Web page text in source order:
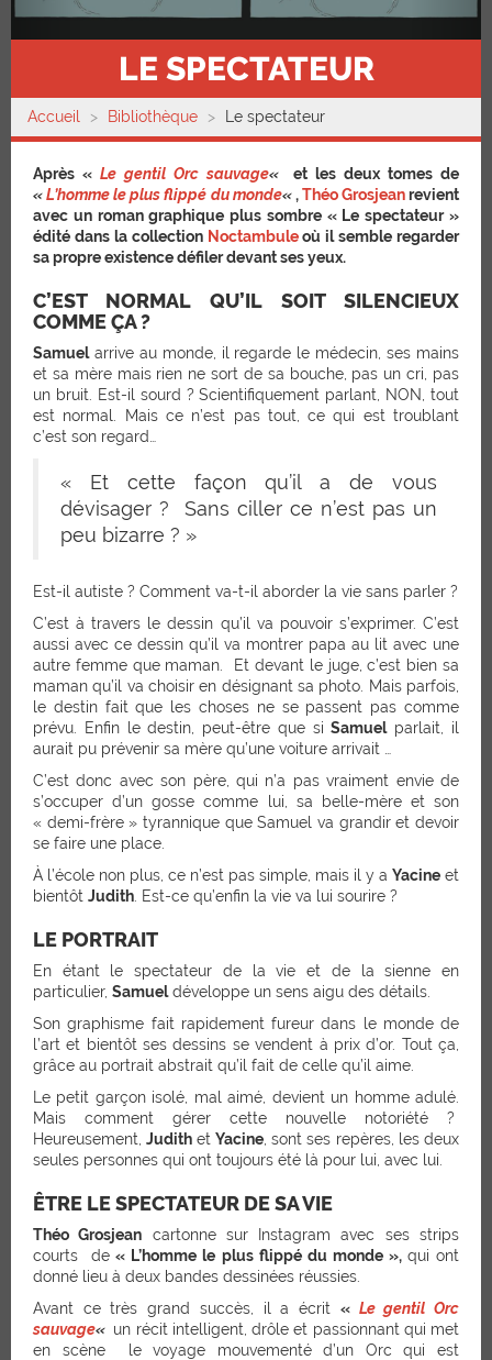
LE SPECTATEUR
Accueil Bibliothèque Le spectateur
Après « Le gentil Orc sauvage«
et les deux tomes de
«L’homme le plus flippé du monde«,Théo Grosjeanrevient
avec un roman graphique plus sombre « Le spectateur »
édité dans la collection Noctambuleoù il semble regarder
sa propre existence défiler devant ses yeux.
C’EST NORMAL QU’IL SOIT SILENCIEUX
COMME ÇA ?
Samuelarrive au monde, il regarde le médecin, ses mains
et sa mère mais rien ne sort de sa bouche, pas un cri, pas
un bruit. Est-il sourd ? Scientifiquement parlant, NON, tout
est normal. Mais ce n’est pas tout, ce qui est troublant
c’est son regard…
« Et cette façon qu’il a de vous
dévisager ? Sans ciller ce n’est pas un
peu bizarre ? »
Est-il autiste ? Comment va-t-il aborder la vie sans parler ?
C’est à travers le dessin qu’il va pouvoir s’exprimer. C’est
aussi avec ce dessin qu’il va montrer papa au lit avec une
autre femme que maman. Et devant le juge, c’est bien sa
maman qu’il va choisir en désignant sa photo. Mais parfois,
le destin fait que les choses ne se passent pas comme
prévu. Enfin le destin, peut-être que siSamuelparlait, il
aurait pu prévenir sa mère qu’une voiture arrivait …
C’est donc avec son père, qui n’a pas vraiment envie de
s’occuper d’un gosse comme lui, sa belle-mère et son
« demi-frère » tyrannique que Samuel va grandir et devoir
se faire une place.
À l’école non plus, ce n’est pas simple, mais il y a Yacine et
bientôt Judith . Est-ce qu’enfin la vie va lui sourire ?
LE PORTRAIT
En étant le spectateur de la vie et de la sienne en
particulier, Samueldéveloppe un sens aigu des détails.
Son graphisme fait rapidement fureur dans le monde de
l’art et bientôt ses dessins se vendent à prix d’or. Tout ça,
grâce au portrait abstrait qu’il fait de celle qu’il aime.
Le petit garçon isolé, mal aimé, devient un homme adulé.
Mais comment gérer cette nouvelle notoriété ?
Heureusement,Judith et Yacine, sont ses repères, les deux
seules personnes qui ont toujours été là pour lui, avec lui.
ÊTRE LE SPECTATEUR DE SA VIE
Théo Grosjean cartonne sur Instagram avec ses strips
courts de « L’homme le plus flippé du monde », qui ont
donné lieu à deux bandes dessinées réussies.
Avant ce très grand succès, il a écrit « Le gentil Orc
sauvage« un récit intelligent, drôle et passionnant qui met
en scène le voyage mouvementé d’un Orc qui est